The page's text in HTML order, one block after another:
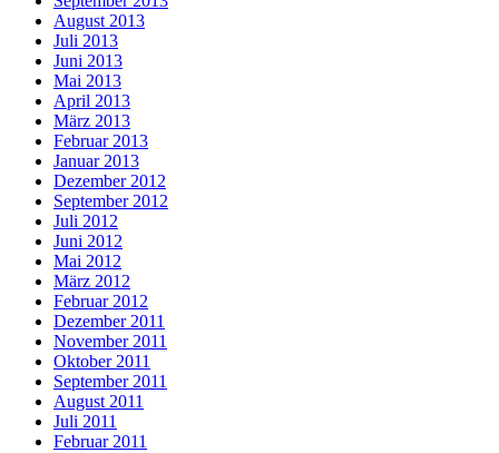
August 2013
Juli 2013
Juni 2013
Mai 2013
April 2013
März 2013
Februar 2013
Januar 2013
Dezember 2012
September 2012
Juli 2012
Juni 2012
Mai 2012
März 2012
Februar 2012
Dezember 2011
November 2011
Oktober 2011
September 2011
August 2011
Juli 2011
Februar 2011